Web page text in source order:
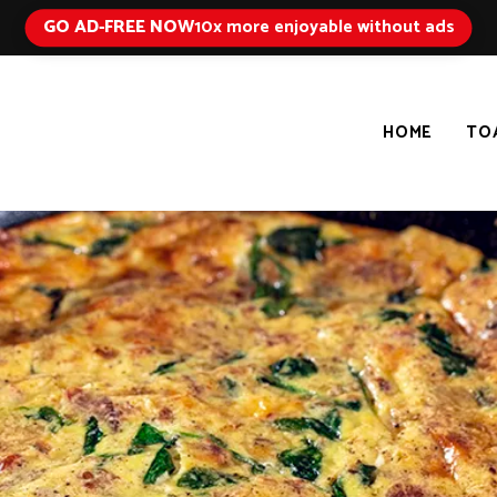
GO AD-FREE NOW10x more enjoyable without ads
HOME